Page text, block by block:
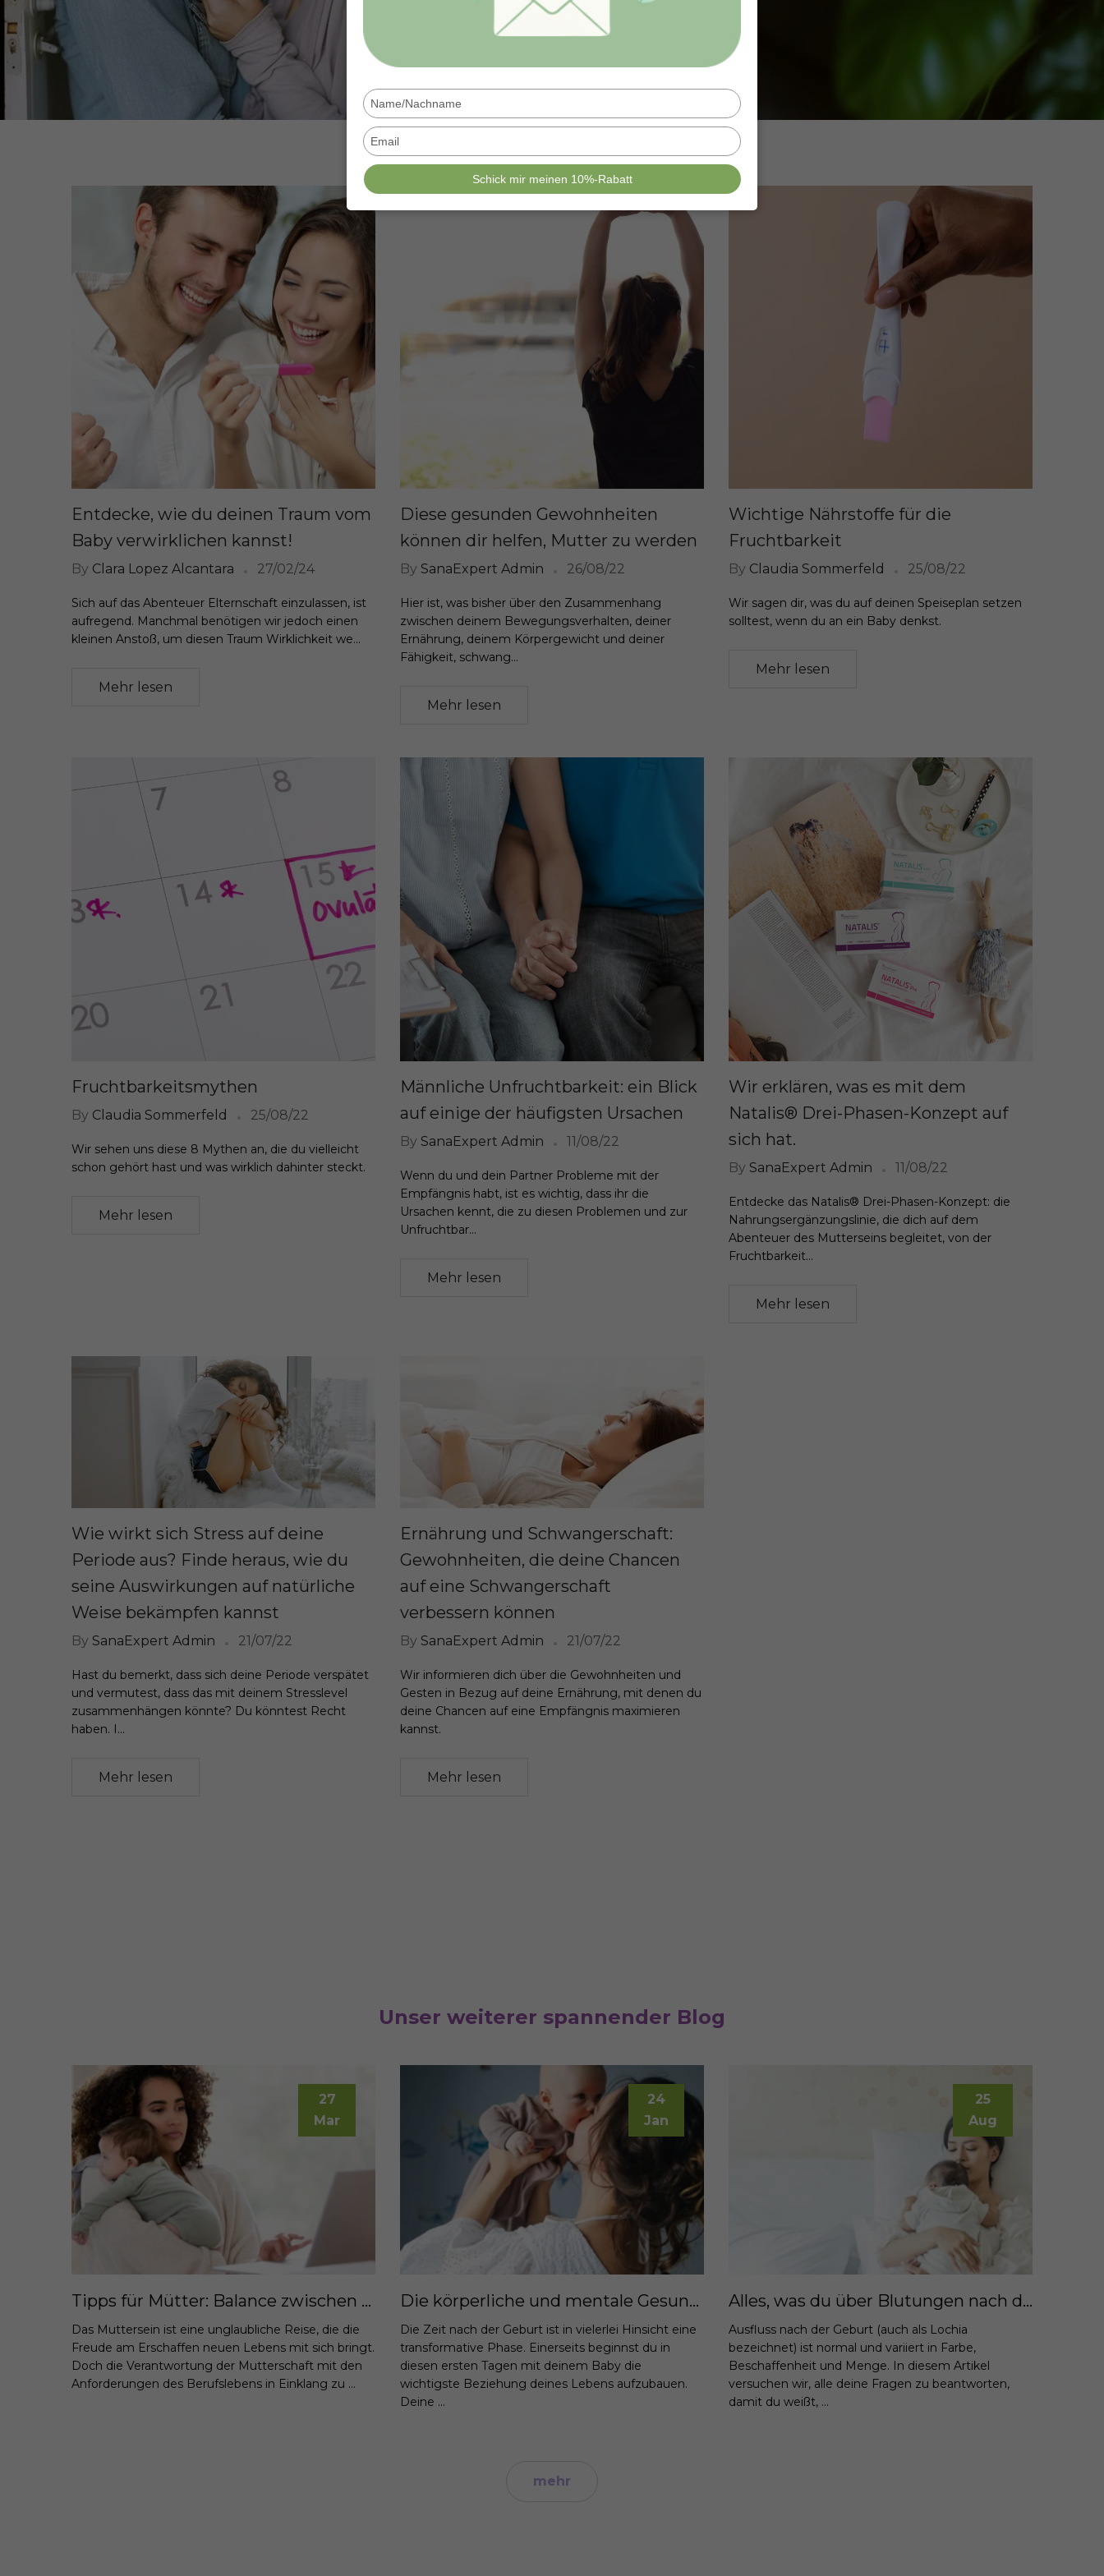
Entdecke, wie du deinen Traum vom
Baby verwirklichen kannst!
By Clara Lopez Alcantara 27/02/24
Sich auf das Abenteuer Elternschaft einzulassen, ist
aufregend. Manchmal benötigen wir jedoch einen
kleinen Anstoß, um diesen Traum Wirklichkeit we...
Mehr lesen
Diese gesunden Gewohnheiten
können dir helfen, Mutter zu werden
By SanaExpert Admin 26/08/22
Hier ist, was bisher über den Zusammenhang
zwischen deinem Bewegungsverhalten, deiner
Ernährung, deinem Körpergewicht und deiner
Fähigkeit, schwang...
Mehr lesen
Wichtige Nährstoffe für die
Fruchtbarkeit
By Claudia Sommerfeld 25/08/22
Wir sagen dir, was du auf deinen Speiseplan setzen
solltest, wenn du an ein Baby denkst.
Mehr lesen
Fruchtbarkeitsmythen
By Claudia Sommerfeld 25/08/22
Wir sehen uns diese 8 Mythen an, die du vielleicht
schon gehört hast und was wirklich dahinter steckt.
Mehr lesen
Männliche Unfruchtbarkeit: ein Blick
auf einige der häufigsten Ursachen
By SanaExpert Admin 11/08/22
Wenn du und dein Partner Probleme mit der
Empfängnis habt, ist es wichtig, dass ihr die
Ursachen kennt, die zu diesen Problemen und zur
Unfruchtbar...
Mehr lesen
Wir erklären, was es mit dem
Natalis® Drei-Phasen-Konzept auf
sich hat.
By SanaExpert Admin 11/08/22
Entdecke das Natalis® Drei-Phasen-Konzept: die
Nahrungsergänzungslinie, die dich auf dem
Abenteuer des Mutterseins begleitet, von der
Fruchtbarkeit...
Mehr lesen
Wie wirkt sich Stress auf deine
Periode aus? Finde heraus, wie du
seine Auswirkungen auf natürliche
Weise bekämpfen kannst
By SanaExpert Admin 21/07/22
Hast du bemerkt, dass sich deine Periode verspätet
und vermutest, dass das mit deinem Stresslevel
zusammenhängen könnte? Du könntest Recht
haben. I...
Mehr lesen
Ernährung und Schwangerschaft:
Gewohnheiten, die deine Chancen
auf eine Schwangerschaft
verbessern können
By SanaExpert Admin 21/07/22
Wir informieren dich über die Gewohnheiten und
Gesten in Bezug auf deine Ernährung, mit denen du
deine Chancen auf eine Empfängnis maximieren
kannst.
Mehr lesen
Unser weiterer spannender Blog
27
Mar
Tipps für Mütter: Balance zwischen Familie und Beruf
Das Muttersein ist eine unglaubliche Reise, die die
Freude am Erschaffen neuen Lebens mit sich bringt.
Doch die Verantwortung der Mutterschaft mit den
Anforderungen des Berufslebens in Einklang zu ...
24
Jan
Die körperliche und mentale Gesundheit im Wochenbett pflegen: Strategien und Tipps für Mütter.
Die Zeit nach der Geburt ist in vielerlei Hinsicht eine
transformative Phase. Einerseits beginnst du in
diesen ersten Tagen mit deinem Baby die
wichtigste Beziehung deines Lebens aufzubauen.
Deine ...
25
Aug
Alles, was du über Blutungen nach der Geburt wissen musst - was ist normal?
Ausfluss nach der Geburt (auch als Lochia
bezeichnet) ist normal und variiert in Farbe,
Beschaffenheit und Menge. In diesem Artikel
versuchen wir, alle deine Fragen zu beantworten,
damit du weißt, ...
mehr
your
your
Schick mir meinen 10%-Rabatt